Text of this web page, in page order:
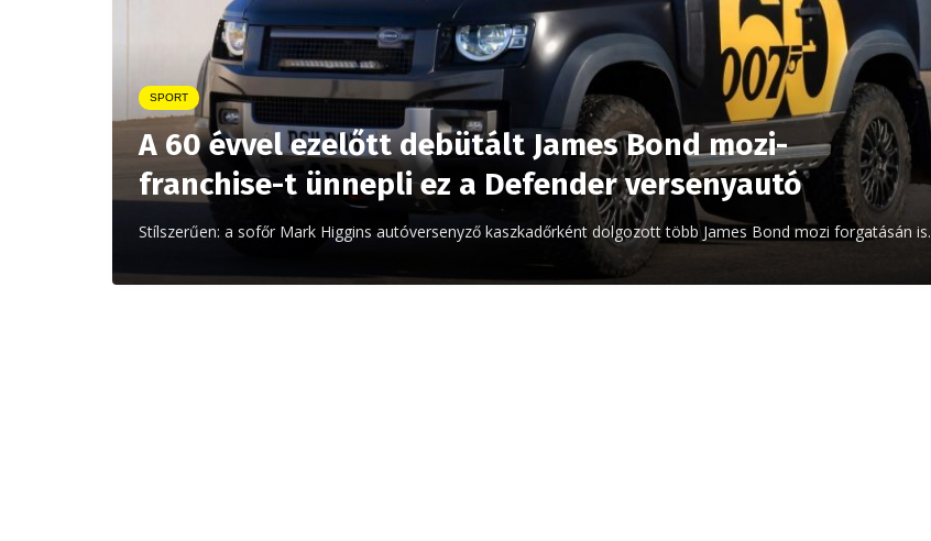
SPORT
A 60 évvel ezelőtt debütált James Bond mozi-
franchise-t ünnepli ez a Defender versenyautó
Stílszerűen: a sofőr Mark Higgins autóversenyző kaszkadőrként dolgozott több James Bond mozi forgatásán is.